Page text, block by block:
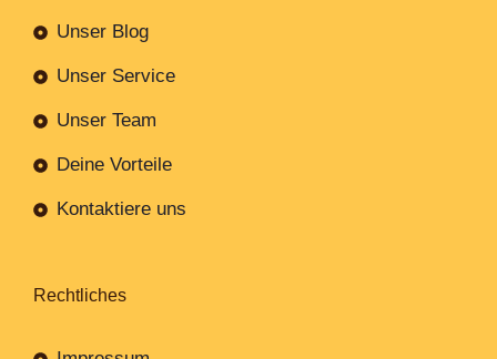
Unser Blog
Unser Service
Unser Team
Deine Vorteile
Kontaktiere uns
Rechtliches